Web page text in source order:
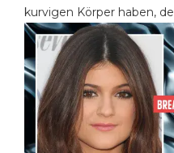
kurvigen Körper haben,